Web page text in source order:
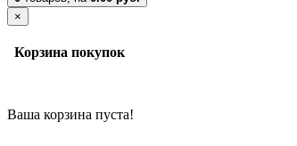
×
Корзина покупок
Ваша корзина пуста!